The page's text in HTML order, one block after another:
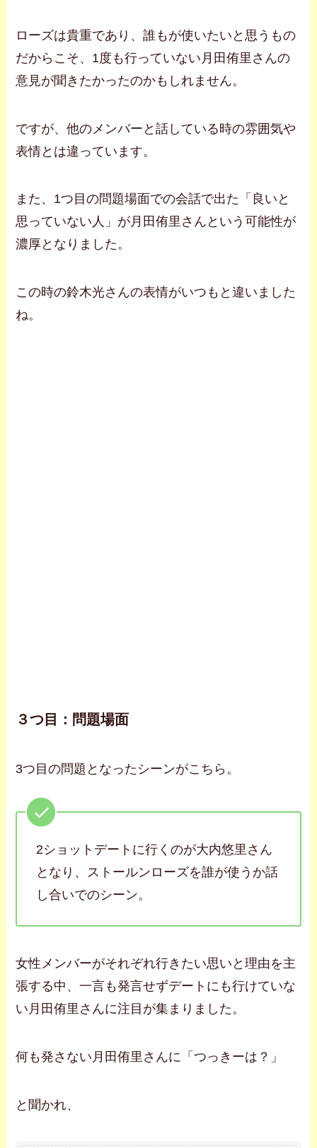
ローズは貴重であり、誰もが使いたいと思うもの
だからこそ、1度も行っていない月田侑里さんの
意見が聞きたかったのかもしれません。
ですが、他のメンバーと話している時の雰囲気や
表情とは違っています。
また、1つ目の問題場面での会話で出た「良いと
思っていない人」が月田侑里さんという可能性が
濃厚となりました。
この時の鈴木光さんの表情がいつもと違いました
ね。
３つ目：問題場面
3つ目の問題となったシーンがこちら。
2ショットデートに行くのが大内悠里さん
となり、ストールンローズを誰が使うか話
し合いでのシーン。
女性メンバーがそれぞれ行きたい思いと理由を主
張する中、一言も発言せずデートにも行けていな
い月田侑里さんに注目が集まりました。
何も発さない月田侑里さんに「つっきーは？」
と聞かれ、